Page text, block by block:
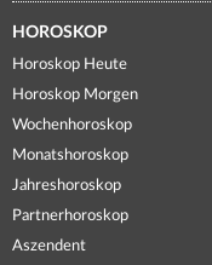
HOROSKOP
Horoskop Heute
Horoskop Morgen
Wochenhoroskop
Monatshoroskop
Jahreshoroskop
Partnerhoroskop
Aszendent